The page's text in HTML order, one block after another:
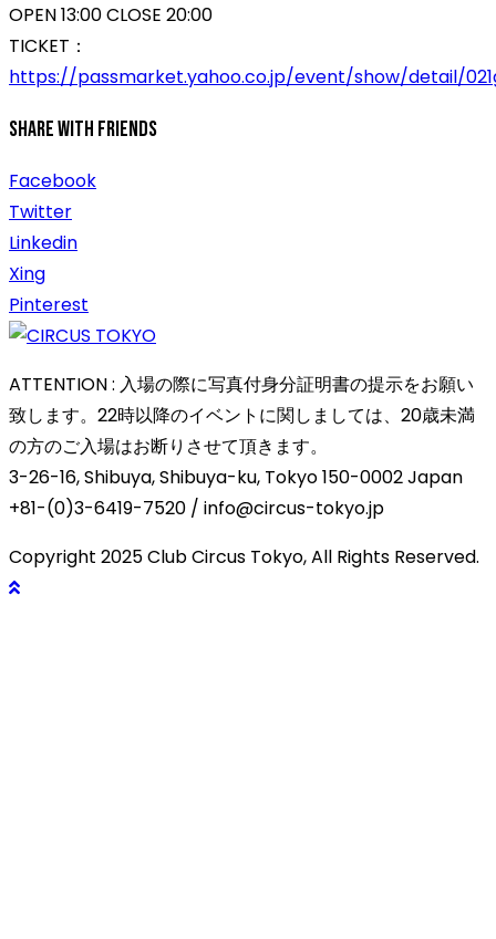
OPEN 13:00 CLOSE 20:00
TICKET：
https://passmarket.yahoo.co.jp/event/show/detail/
Share With Friends
Facebook
Twitter
Linkedin
Xing
Pinterest
ATTENTION : 入場の際に写真付身分証明書の提示をお願い
致します。22時以降のイベントに関しましては、20歳未満
の方のご入場はお断りさせて頂きます。
3-26-16, Shibuya, Shibuya-ku, Tokyo 150-0002 Japan
+81-(0)3-6419-7520 / info@circus-tokyo.jp
Copyright 2025 Club Circus Tokyo, All Rights Reserved.